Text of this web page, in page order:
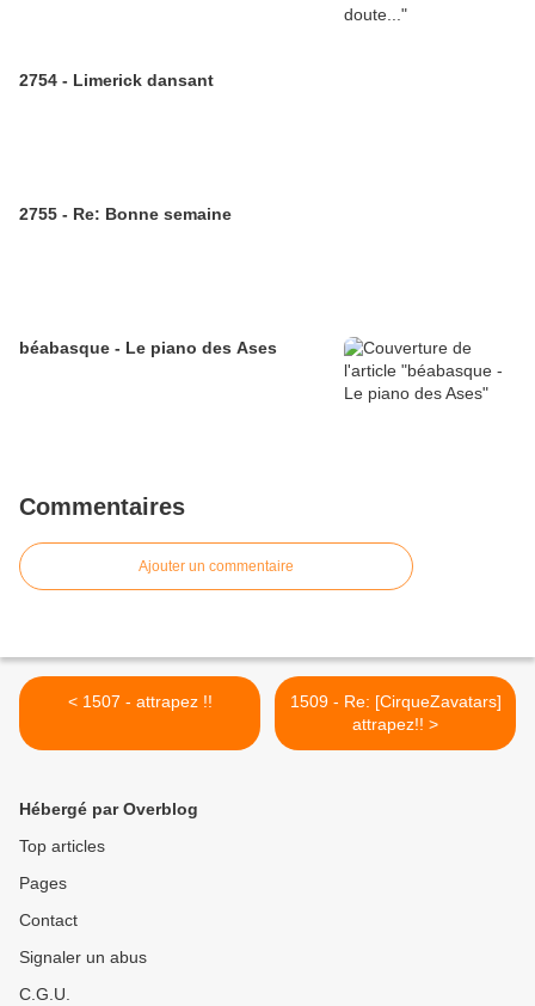
2754 - Limerick dansant
2755 - Re: Bonne semaine
béabasque - Le piano des Ases
Commentaires
Ajouter un commentaire
< 1507 - attrapez !!
1509 - Re: [CirqueZavatars]
attrapez!! >
Hébergé par Overblog
Top articles
Pages
Contact
Signaler un abus
C.G.U.